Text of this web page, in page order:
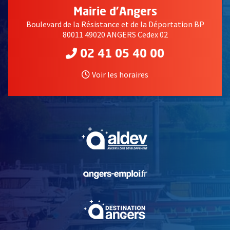
Mairie d'Angers
Boulevard de la Résistance et de la Déportation BP
80011 49020 ANGERS Cedex 02
02 41 05 40 00
Voir les horaires
, Ouvre une nouvelle